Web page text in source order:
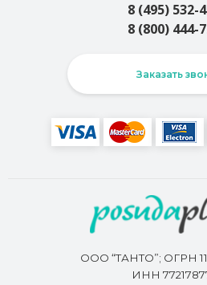
8 (495) 532-
8 (800) 444-
Заказать
ООО “ТАНТО”; ОГРН
ИНН